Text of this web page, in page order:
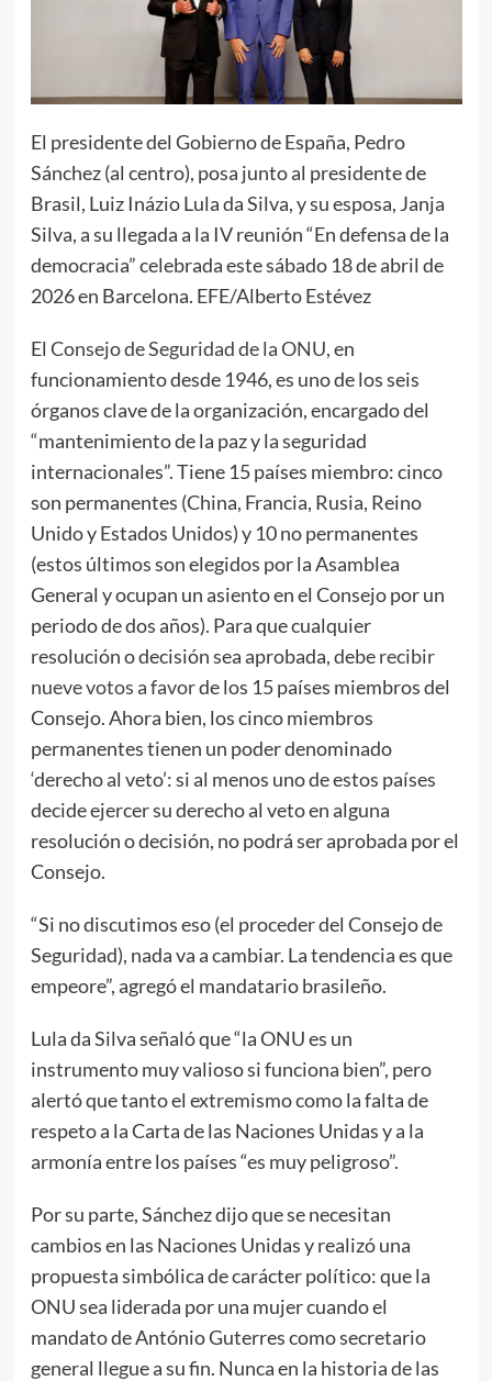
El presidente del Gobierno de España, Pedro
Sánchez (al centro), posa junto al presidente de
Brasil, Luiz Inázio Lula da Silva, y su esposa, Janja
Silva, a su llegada a la IV reunión “En defensa de la
democracia” celebrada este sábado 18 de abril de
2026 en Barcelona. EFE/Alberto Estévez
El Consejo de Seguridad de la ONU, en
funcionamiento desde 1946, es uno de los seis
órganos clave de la organización, encargado del
“mantenimiento de la paz y la seguridad
internacionales”. Tiene 15 países miembro: cinco
son permanentes (China, Francia, Rusia, Reino
Unido y Estados Unidos) y 10 no permanentes
(estos últimos son elegidos por la Asamblea
General y ocupan un asiento en el Consejo por un
periodo de dos años). Para que cualquier
resolución o decisión sea aprobada,debe recibir
nueve votos a favorde los 15 países miembros del
Consejo. Ahora bien, los cinco miembros
permanentes tienen un poder denominado
‘derecho al veto’: si al menos uno de estos países
decide ejercer su derecho al veto en alguna
resolución o decisión, no podrá ser aprobada por el
Consejo.
“Si no discutimos eso (el proceder del Consejo de
Seguridad), nada va a cambiar. La tendencia es que
empeore”, agregó el mandatario brasileño.
Lula da Silva señaló que “la ONU es un
instrumento muy valioso si funciona bien”, pero
alertó que tanto el extremismo como la falta de
respeto a la Carta de las Naciones Unidas y a la
armonía entre los países “es muy peligroso”.
Por su parte, Sánchez dijo que se necesitan
cambios en las Naciones Unidas y realizó una
propuesta simbólica de carácter político: que la
ONU sea liderada por una mujer cuando el
mandato de António Guterres como secretario
general llegue a su fin. Nunca en la historia de las